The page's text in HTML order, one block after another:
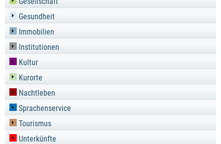
Gesundheit
Immobilien
Institutionen
Kultur
Kurorte
Nachtleben
Sprachenservice
Tourismus
Unterkünfte